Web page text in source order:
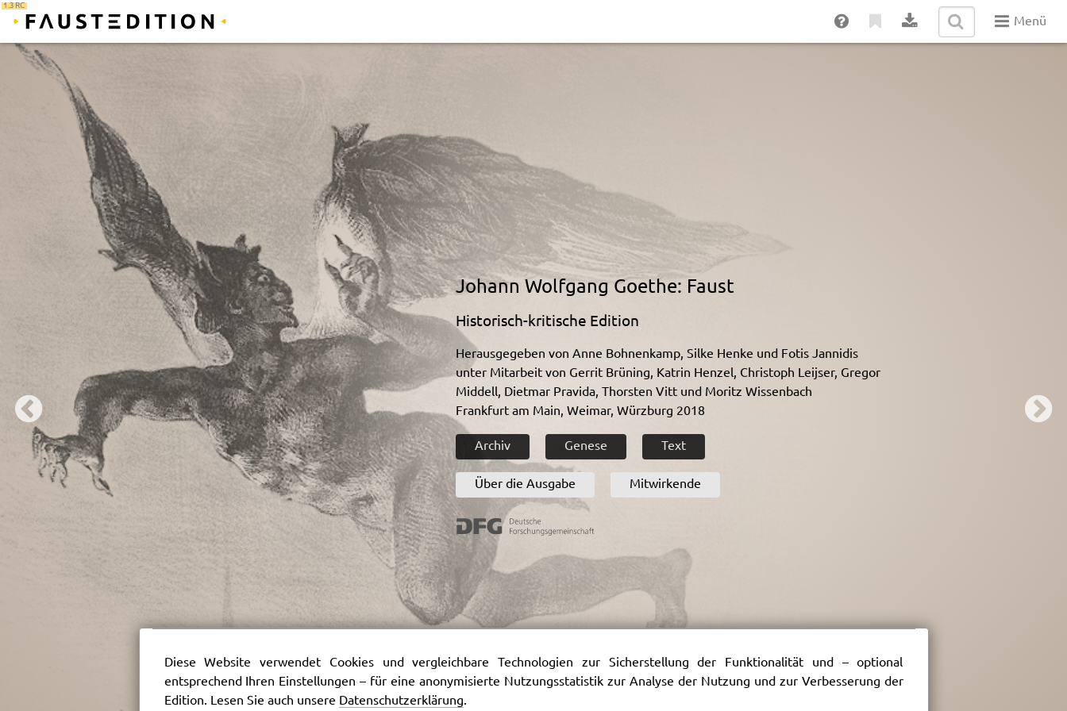
1.3 RC
Menü
Johann Wolfgang Goethe: Faust
Historisch-kritische Edition
Herausgegeben von Anne Bohnenkamp, Silke Henke und Fotis Jannidis
unter Mitarbeit von Gerrit Brüning, Katrin Henzel, Christoph Leijser, Gregor
Middell, Dietmar Pravida, Thorsten Vitt und Moritz Wissenbach
Frankfurt am Main, Weimar, Würzburg 2018
Archiv Genese Text
Über die Ausgabe Mitwirkende
Diese Website verwendet Cookies und vergleichbare Technologien zur Sicherstellung der Funktionalität und – optional
entsprechend Ihren Einstellungen – für eine anonymisierte Nutzungsstatistik zur Analyse der Nutzung und zur Verbesserung der
Edition. Lesen Sie auch unsere Datenschutzerklärung.